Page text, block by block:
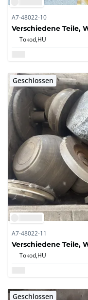
A7-48022-10
Verschiedene Teile,
Tokod,HU
Geschlossen
A7-48022-11
Verschiedene Teile,
Tokod,HU
Geschlossen